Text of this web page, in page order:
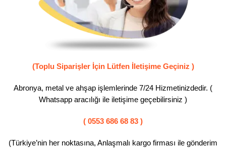
(Toplu Siparişler İçin Lütfen İletişime Geçiniz )
Abronya, metal ve ahşap işlemlerinde 7/24 Hizmetinizdedir. (
Whatsapp aracılığı ile iletişime geçebilirsiniz )
( 0553 686 68 83 )
(Türkiye’nin her noktasına, Anlaşmalı kargo firması ile gönderim